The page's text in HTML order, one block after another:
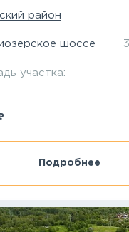
район
шоссе
участка:
Подробнее